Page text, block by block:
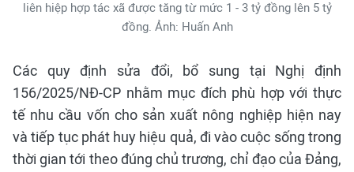
liên hiệp hợp tác xã được tăng từ mức 1 - 3 tỷ đồng lên 5 tỷ
đồng. Ảnh: Huấn Anh
Các quy định sửa đổi, bổ sung tại Nghị định
156/2025/NĐ-CP nhằm mục đích phù hợp với thực
tế nhu cầu vốn cho sản xuất nông nghiệp hiện nay
và tiếp tục phát huy hiệu quả, đi vào cuộc sống trong
thời gian tới theo đúng chủ trương, chỉ đạo của Đảng,